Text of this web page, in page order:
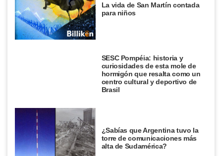
La vida de San Martín contada
para niños
SESC Pompéia: historia y
curiosidades de esta mole de
hormigón que resalta como un
centro cultural y deportivo de
Brasil
¿Sabías que Argentina tuvo la
torre de comunicaciones más
alta de Sudamérica?